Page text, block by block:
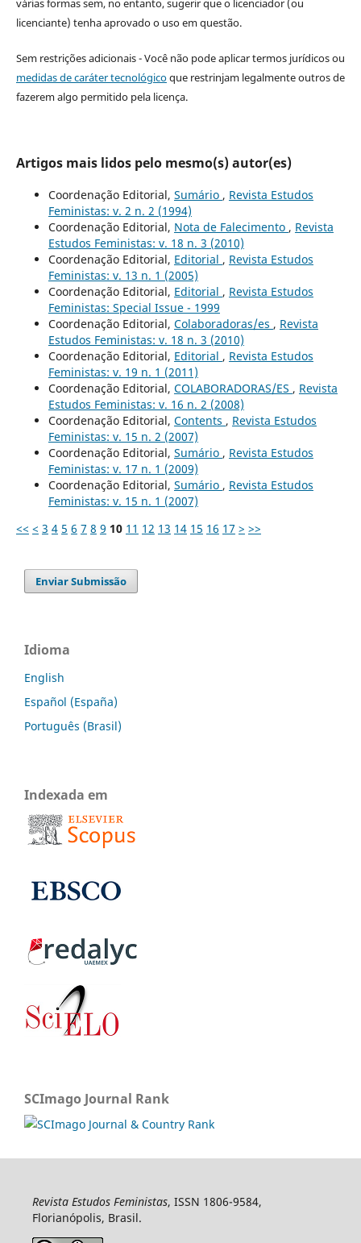
várias formas sem, no entanto, sugerir que o licenciador (ou
licenciante) tenha aprovado o uso em questão.
Sem restrições adicionais - Você não pode aplicar termos jurídicos ou
medidas de caráter tecnológicoque restrinjam legalmente outros de
fazerem algo permitido pela licença.
Artigos mais lidos pelo mesmo(s) autor(es)
Coordenação Editorial, Sumário , Revista Estudos
Feministas: v. 2 n. 2 (1994)
Coordenação Editorial, Nota de Falecimento , Revista
Estudos Feministas: v. 18 n. 3 (2010)
Coordenação Editorial, Editorial , Revista Estudos
Feministas: v. 13 n. 1 (2005)
Coordenação Editorial, Editorial , Revista Estudos
Feministas: Special Issue - 1999
Coordenação Editorial, Colaboradoras/es , Revista
Estudos Feministas: v. 18 n. 3 (2010)
Coordenação Editorial, Editorial , Revista Estudos
Feministas: v. 19 n. 1 (2011)
Coordenação Editorial, COLABORADORAS/ES , Revista
Estudos Feministas: v. 16 n. 2 (2008)
Coordenação Editorial, Contents , Revista Estudos
Feministas: v. 15 n. 2 (2007)
Coordenação Editorial, Sumário , Revista Estudos
Feministas: v. 17 n. 1 (2009)
Coordenação Editorial, Sumário , Revista Estudos
Feministas: v. 15 n. 1 (2007)
<< < 3 4 5 6 7 8 9 10 11 12 13 14 15 16 17 > >>
Enviar Submissão
Idioma
English
Español (España)
Português (Brasil)
Indexada em
SCImago Journal Rank
Revista Estudos Feministas, ISSN 1806-9584,
Florianópolis, Brasil.